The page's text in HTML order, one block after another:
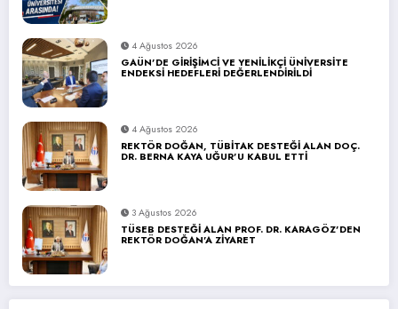
4 Ağustos 2026
GAÜN’DE GİRİŞİMCİ VE YENİLİKÇİ ÜNİVERSİTE
ENDEKSİ HEDEFLERİ DEĞERLENDİRİLDİ
4 Ağustos 2026
REKTÖR DOĞAN, TÜBİTAK DESTEĞİ ALAN DOÇ.
DR. BERNA KAYA UĞUR’U KABUL ETTİ
3 Ağustos 2026
TÜSEB DESTEĞİ ALAN PROF. DR. KARAGÖZ’DEN
REKTÖR DOĞAN’A ZİYARET